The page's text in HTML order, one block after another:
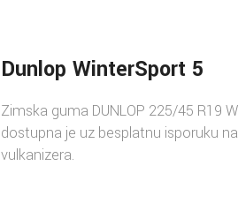
Dunlop WinterSport 5
Zimska guma DUNLOP 225/45 R19
dostupna je uz besplatnu isporuku
vulkanizera.